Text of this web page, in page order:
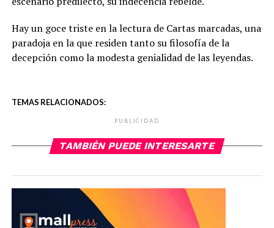
Hay un goce triste en la lectura de Cartas marcadas, una
paradoja en la que residen tanto su filosofía de la
decepción como la modesta genialidad de las leyendas.
TEMAS RELACIONADOS:
PUBLICIDAD
TAMBIÉN PUEDE INTERESARTE